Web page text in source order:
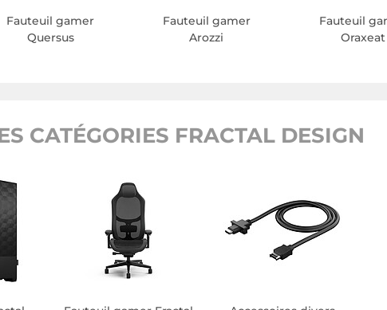
Fauteuil gamer
Quersus
Fauteuil gamer
Arozzi
Fauteuil
Oraxeat
CATÉGORIES FRACTAL DESIGN